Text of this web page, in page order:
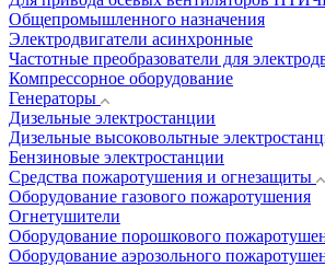
Общепромышленного назначения
Электродвигатели асинхронные
Частотные преобразователи для
Компрессорное оборудование
Генераторы
Дизельные электростанции
Дизельные высоковольтные
Бензиновые электростанции
Средства пожаротушения и огнезащиты
Оборудование газового пожаротушения
Огнетушители
Оборудование порошкового
Оборудование аэрозольного